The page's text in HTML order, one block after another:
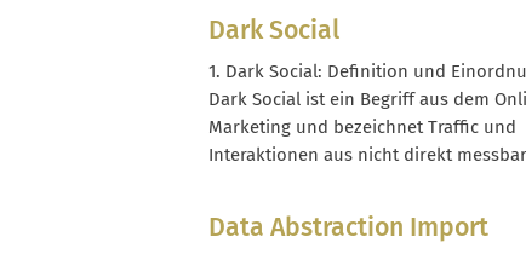
machen. Statt pauschal „mehr Umsatz“
Ziel zu setzen, fordert Dagmar klar
Kommunikationsziele entlang des
Kaufentscheidungsprozesses. Im Kern
es...
Dark Social
1. Dark Social: Definition und
Dark Social ist ein Begriff aus dem
Marketing und bezeichnet Traffic und
Interaktionen aus nicht direkt
die in privaten Chats, E‑Mails oder
geschlossenen Communities geteilt
Data Abstraction Import